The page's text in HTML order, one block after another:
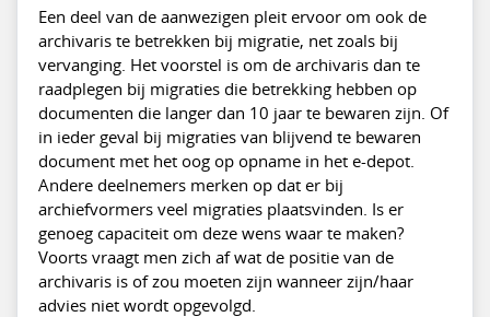
Een deel van de aanwezigen pleit ervoor om ook de
archivaris te betrekken bij migratie, net zoals bij
vervanging. Het voorstel is om de archivaris dan te
raadplegen bij migraties die betrekking hebben op
documenten die langer dan 10 jaar te bewaren zijn. Of
in ieder geval bij migraties van blijvend te bewaren
document met het oog op opname in het e-depot.
Andere deelnemers merken op dat er bij
archiefvormers veel migraties plaatsvinden. Is er
genoeg capaciteit om deze wens waar te maken?
Voorts vraagt men zich af wat de positie van de
archivaris is of zou moeten zijn wanneer zijn/haar
advies niet wordt opgevolgd.